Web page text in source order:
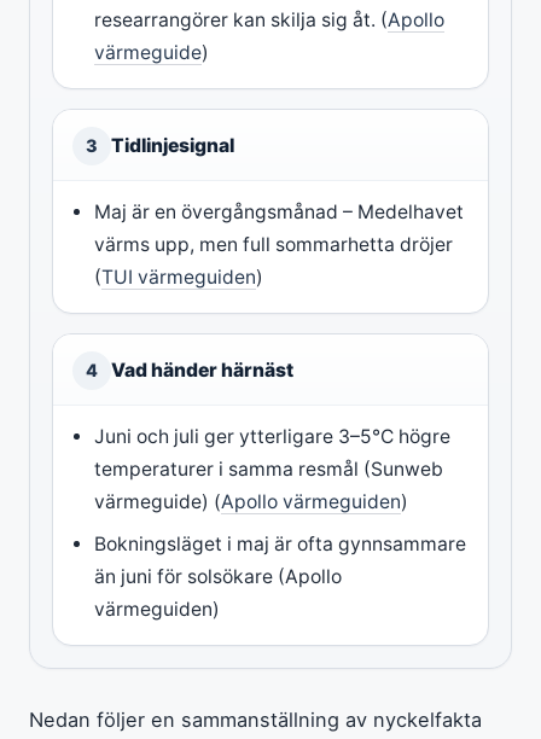
researrangörer kan skilja sig åt. (Apollo
värmeguide)
3 Tidlinjesignal
Maj är en övergångsmånad – Medelhavet
värms upp, men full sommarhetta dröjer
(TUI värmeguiden)
4 Vad händer härnäst
Juni och juli ger ytterligare 3–5°C högre
temperaturer i samma resmål (Sunweb
värmeguide) (Apollo värmeguiden)
Bokningsläget i maj är ofta gynnsammare
än juni för solsökare (Apollo
värmeguiden)
Nedan följer en sammanställning av nyckelfakta